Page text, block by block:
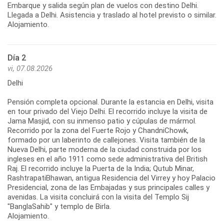
Embarque y salida según plan de vuelos con destino Delhi.
Llegada a Delhi. Asistencia y traslado al hotel previsto o similar.
Alojamiento.
Día 2
vi, 07.08.2026
Delhi
Pensión completa opcional. Durante la estancia en Delhi, visita
en tour privado del Viejo Delhi. El recorrido incluye la visita de
Jama Masjid, con su inmenso patio y cúpulas de mármol.
Recorrido por la zona del Fuerte Rojo y ChandniChowk,
formado por un laberinto de callejones. Visita también de la
Nueva Delhi, parte moderna de la ciudad construida por los
ingleses en el año 1911 como sede administrativa del British
Raj. El recorrido incluye la Puerta de la India; Qutub Minar,
RashtrapatiBhawan, antigua Residencia del Virrey y hoy Palacio
Presidencial, zona de las Embajadas y sus principales calles y
avenidas. La visita concluirá con la visita del Templo Sij
"BanglaSahib" y templo de Birla.
Alojamiento.